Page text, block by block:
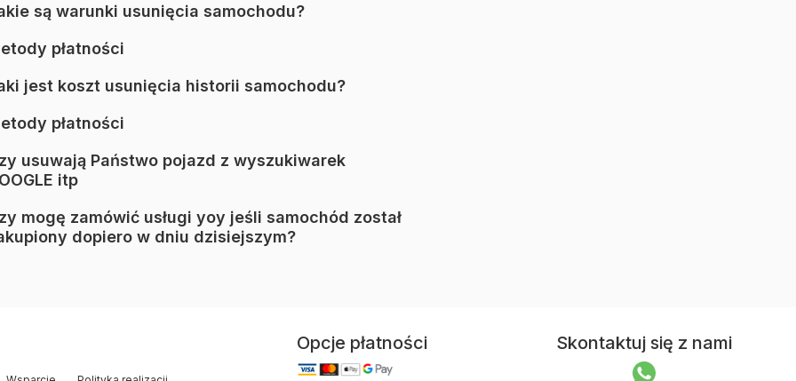
są warunki usunięcia samochodu?
płatności
jest koszt usunięcia historii samochodu?
płatności
usuwają Państwo pojazd z wyszukiwarek
itp
mogę zamówić usługi yoy jeśli samochód został
dopiero w dniu dzisiejszym?
Opcje płatności Skontaktuj się z nami